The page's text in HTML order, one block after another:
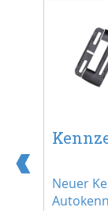
Neuer